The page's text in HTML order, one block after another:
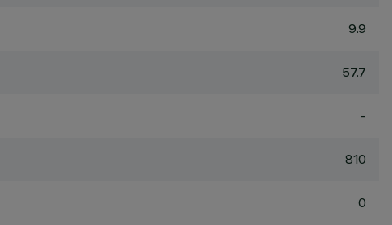
9.9
57.7
-
810
0